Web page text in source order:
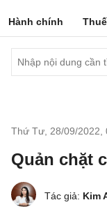
Hành chính
Thứ Tư, 28/09/2022
Quản chặt
Tác giả: Kim